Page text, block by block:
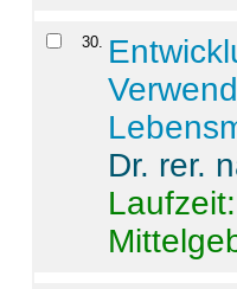
30.
Dr. rer.